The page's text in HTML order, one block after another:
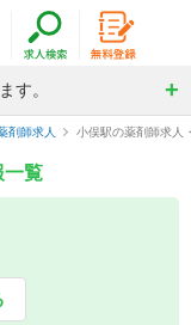
す。
剤師求人 小俣駅の薬剤師求人
一覧